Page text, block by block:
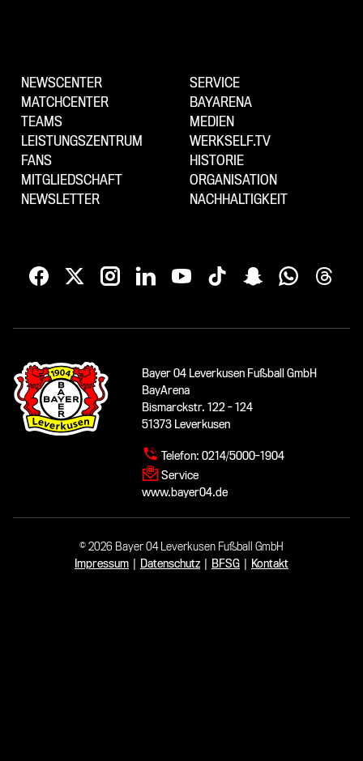
NEWSCENTER
MATCHCENTER
TEAMS
LEISTUNGSZENTRUM
FANS
MITGLIEDSCHAFT
NEWSLETTER
SERVICE
BAYARENA
MEDIEN
WERKSELF.TV
HISTORIE
ORGANISATION
NACHHALTIGKEIT
Bayer 04 Leverkusen Fußball GmbH
BayArena
Bismarckstr. 122 - 124
51373 Leverkusen
Telefon: 0214/5000-1904
Service
www.bayer04.de
© 2026 Bayer 04 Leverkusen Fußball GmbH
Impressum
Datenschutz BFSG Kontakt